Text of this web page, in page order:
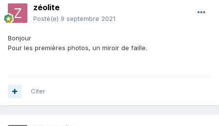
zéolite
Posté(e) 9 septembre 2021
Bonjour
Pour les premières photos, un miroir de faille.
Citer